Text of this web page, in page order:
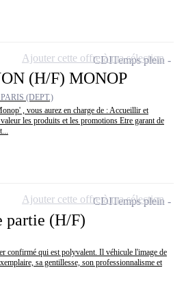
(H/F) MONOP
(DEPT.)
, vous aurez en charge de : Accueillir et
les produits et les promotions Etre garant de
CDITemps plein
Ajouter cette offre à ma sélection
partie (H/F)
confirmé qui est polyvalent. Il véhicule l'image de
sa gentillesse, son professionnalisme et
CDITemps plein
Ajouter cette offre à ma sélection